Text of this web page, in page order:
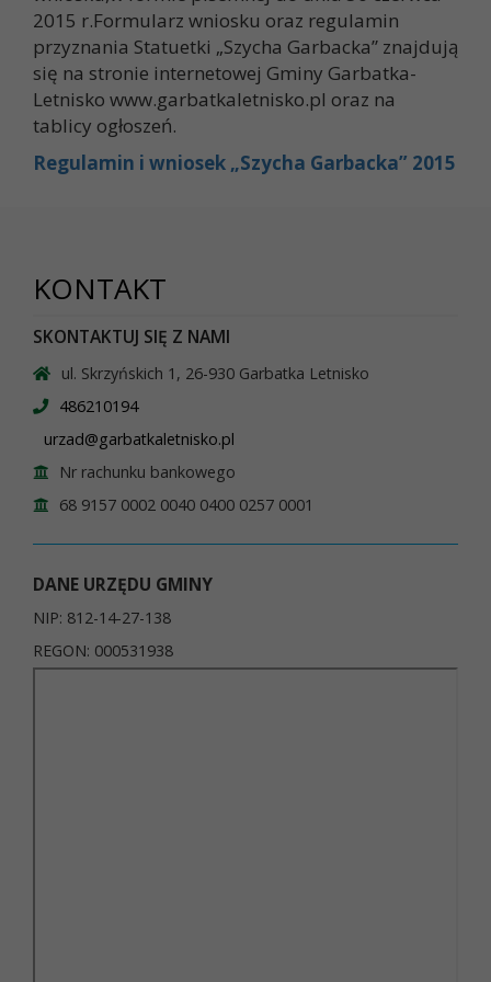
2015 r.Formularz wniosku oraz regulamin
przyznania Statuetki „Szycha Garbacka” znajdują
się na stronie internetowej Gminy Garbatka-
Letnisko www.garbatkaletnisko.pl oraz na
tablicy ogłoszeń.
Regulamin i wniosek „Szycha Garbacka” 2015
KONTAKT
SKONTAKTUJ SIĘ Z NAMI
ul. Skrzyńskich 1, 26-930 Garbatka Letnisko
486210194
urzad@garbatkaletnisko.pl
Nr rachunku bankowego
68 9157 0002 0040 0400 0257 0001
DANE URZĘDU GMINY
NIP: 812-14-27-138
REGON: 000531938